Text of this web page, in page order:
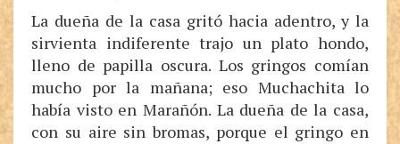
La dueña de la casa gritó hacia adentro, y la
sirvienta indiferente trajo un plato hondo,
lleno de papilla oscura. Los gringos comían
mucho por la mañana; eso Muchachita lo
había visto en Marañón. La dueña de la casa,
con su aire sin bromas, porque el gringo en